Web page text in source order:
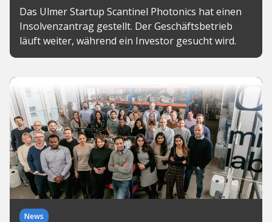
Das Ulmer Startup Scantinel Photonics hat einen
Insolvenzantrag gestellt. Der Geschäftsbetrieb
läuft weiter, während ein Investor gesucht wird.
News